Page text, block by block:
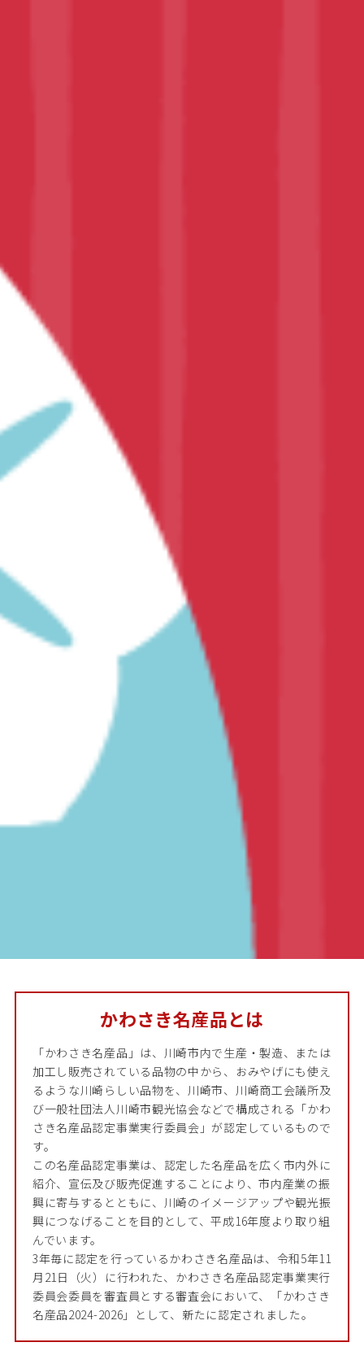
かわさき名産品とは
「かわさき名産品」は、川崎市内で生産・製造、または
加工し販売されている品物の中から、おみやげにも使え
るような川崎らしい品物を、川崎市、川崎商工会議所及
び一般社団法人川崎市観光協会などで構成される「かわ
さき名産品認定事業実行委員会」が認定しているもので
す。
この名産品認定事業は、認定した名産品を広く市内外に
紹介、宣伝及び販売促進することにより、市内産業の振
興に寄与するとともに、川崎のイメージアップや観光振
興につなげることを目的として、平成16年度より取り組
んでいます。
3年毎に認定を行っているかわさき名産品は、令和5年11
月21日（火）に行われた、かわさき名産品認定事業実行
委員会委員を審査員とする審査会において、「かわさき
名産品2024-2026」として、新たに認定されました。